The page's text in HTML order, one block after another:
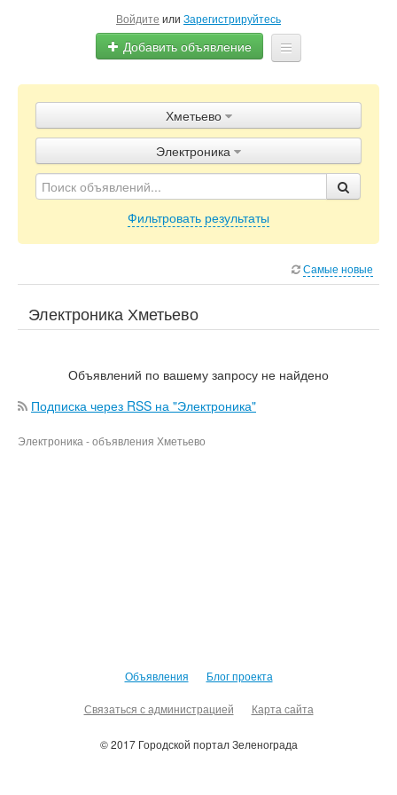
Войдите или Зарегистрируйтесь
Добавить объявление
Объявления
Блог
Хметьево
Электроника
Фильтровать результаты
Самые новые
Электроника Хметьево
Объявлений по вашему запросу не найдено
Подписка через RSS на "Электроника"
Электроника - объявления Хметьево
Объявления Блог проекта
Связаться с администрацией Карта сайта
© 2017 Городской портал Зеленограда